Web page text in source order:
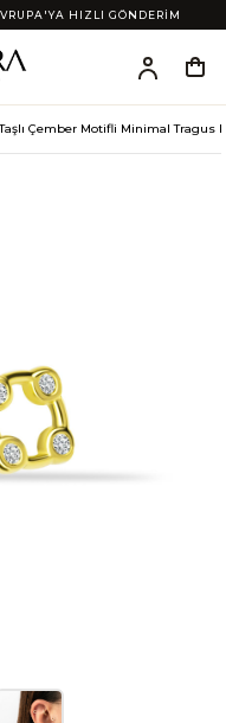
HIZLI GÖNDERİM
Taşlı Çember Motifli Minimal Tragus